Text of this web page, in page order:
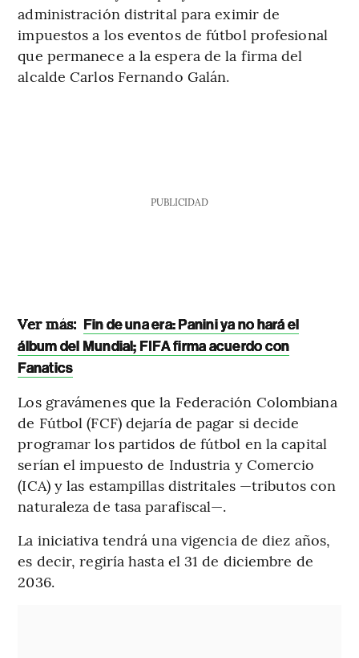
administración distrital para eximir de
impuestos a los eventos de fútbol profesional
que permanece a la espera de la firma del
alcalde Carlos Fernando Galán.
PUBLICIDAD
Ver más: Fin de una era: Panini ya no hará el
álbum del Mundial; FIFA firma acuerdo con
Fanatics
Los gravámenes que la Federación Colombiana
de Fútbol (FCF) dejaría de pagar si decide
programar los partidos de fútbol en la capital
serían el impuesto de Industria y Comercio
(ICA) y las estampillas distritales —tributos con
naturaleza de tasa parafiscal—.
La iniciativa tendrá una vigencia de diez años,
es decir, regiría hasta el 31 de diciembre de
2036.